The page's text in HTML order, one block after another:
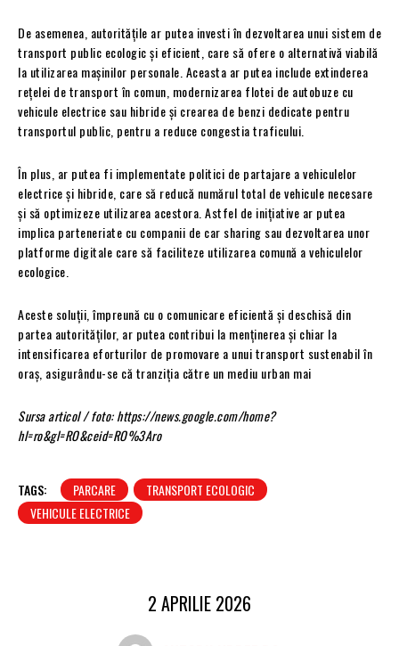
De asemenea, autoritățile ar putea investi în dezvoltarea unui sistem de
transport public ecologic și eficient, care să ofere o alternativă viabilă
la utilizarea mașinilor personale. Aceasta ar putea include extinderea
rețelei de transport în comun, modernizarea flotei de autobuze cu
vehicule electrice sau hibride și crearea de benzi dedicate pentru
transportul public, pentru a reduce congestia traficului.
În plus, ar putea fi implementate politici de partajare a vehiculelor
electrice și hibride, care să reducă numărul total de vehicule necesare
și să optimizeze utilizarea acestora. Astfel de inițiative ar putea
implica parteneriate cu companii de car sharing sau dezvoltarea unor
platforme digitale care să faciliteze utilizarea comună a vehiculelor
ecologice.
Aceste soluții, împreună cu o comunicare eficientă și deschisă din
partea autorităților, ar putea contribui la menținerea și chiar la
intensificarea eforturilor de promovare a unui transport sustenabil în
oraș, asigurându-se că tranziția către un mediu urban mai
Sursa articol / foto: https://news.google.com/home?
hl=ro&gl=RO&ceid=RO%3Aro
TAGS: PARCARE
TRANSPORT ECOLOGIC
VEHICULE ELECTRICE
2 APRILIE 2026